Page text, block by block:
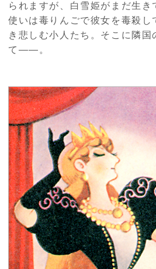
られますが、白雪姫がまだ生き
使いは毒りんごで彼女を毒殺し
き悲しむ小人たち。そこに隣国
て――。